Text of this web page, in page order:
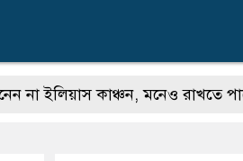
কাঞ্চন, মনেও রাখতে পারেন না